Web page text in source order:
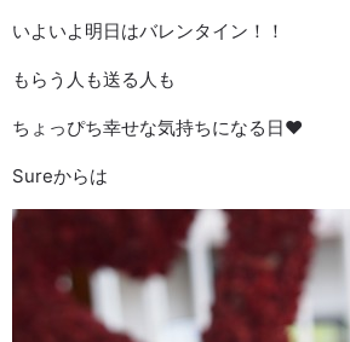
いよいよ明日はバレンタイン！！
もらう人も送る人も
ちょっぴち幸せな気持ちになる日♥
Sureからは